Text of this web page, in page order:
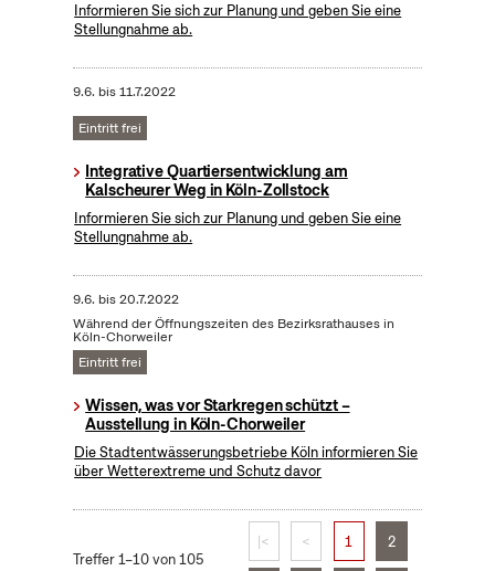
Informieren Sie sich zur Planung und geben Sie eine
Stellungnahme ab.
9.6. bis11.7.2022
Eintritt frei
Integrative Quartiersentwicklung am
Kalscheurer Weg in Köln-Zollstock
Informieren Sie sich zur Planung und geben Sie eine
Stellungnahme ab.
9.6. bis20.7.2022
Während der Öffnungszeiten des Bezirksrathauses in
Köln-Chorweiler
Eintritt frei
Wissen, was vor Starkregen schützt –
Ausstellung in Köln-Chorweiler
Die Stadtentwässerungsbetriebe Köln informieren Sie
über Wetterextreme und Schutz davor
Treffer 1–10 von 105
|< < 1 2